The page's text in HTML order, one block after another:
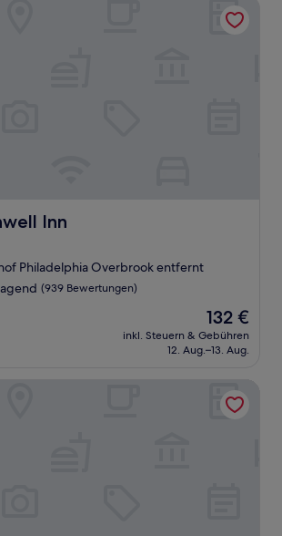
Inn
Philadelphia Overbrook entfernt
(939 Bewertungen)
Der
Preis
beträgt
132 €
inkl. Steuern & Gebühren
12. Aug.–13. Aug.